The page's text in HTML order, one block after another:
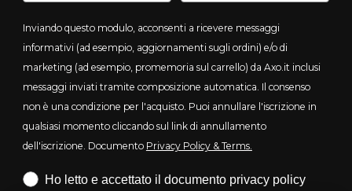
Inviando questo modulo, acconsenti a ricevere messaggi
informativi (ad esempio, aggiornamenti sugli ordini) e/o di
marketing (ad esempio, promemoria sul carrello) da Axo.it inclusi
messaggi inviati tramite composizione automatica. Il consenso
non è una condizione per l'acquisto. Puoi annullare l'iscrizione in
qualsiasi momento cliccando sul link di annullamento
dell'iscrizione. Documento Privacy Policy & Terms.
Iscrizione obbligatoria
Ho letto e accettato il documento privacy policy